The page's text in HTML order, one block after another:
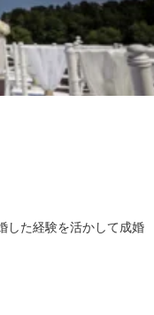
した経験を活かして成婚